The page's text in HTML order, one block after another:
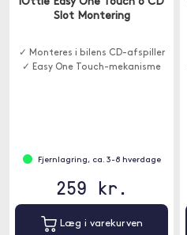
Slot Montering
✓ Monteres i bilens CD-afspiller
✓ Easy One Touch-mekanisme
Fjernlagring, ca. 3-8 hverdage
259 kr.
Læg i varekurven